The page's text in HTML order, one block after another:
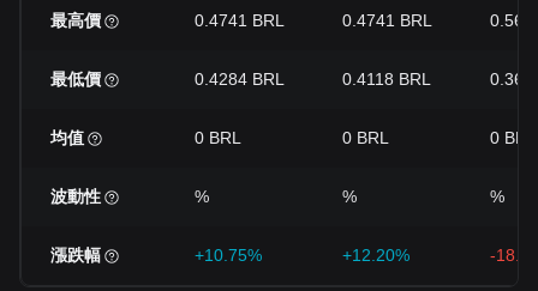
最高價 0.4741 BRL 0.4741 BRL
最低價 0.4284 BRL 0.4118 BRL
均值 0 BRL 0 BRL 0 BRL
波動性 % % %
漲跌幅 +10.75% +12.20% -